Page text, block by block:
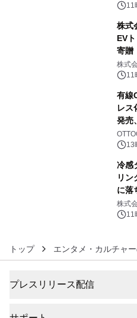
11
株式
EV
寄贈
株式
11
有線
レス
発売
13
冷感
リン
に落
株式
11
トップ エンタメ・カルチャ
プレスリリース配信